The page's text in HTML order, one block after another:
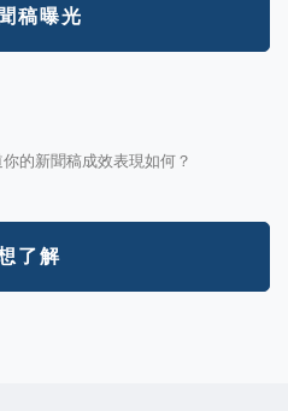
稿曝光
的新聞稿成效表現如何？
了解